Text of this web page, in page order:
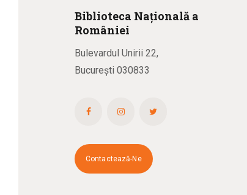
Biblioteca Națională a
României
Bulevardul Unirii 22,
București 030833
Contactează-Ne